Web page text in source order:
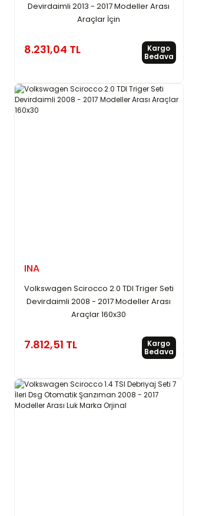
Devirdaimli 2013 - 2017 Modeller Arası
Araçlar İçin
8.231,04 TL
Kargo
Bedava
INA
Volkswagen Scirocco 2.0 TDI Triger Seti
Devirdaimli 2008 - 2017 Modeller Arası
Araçlar 160x30
7.812,51 TL
Kargo
Bedava